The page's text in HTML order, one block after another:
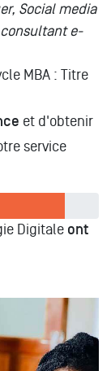
Social media
e-
MBA : Titre
et d'obtenir
service
Digitale ont